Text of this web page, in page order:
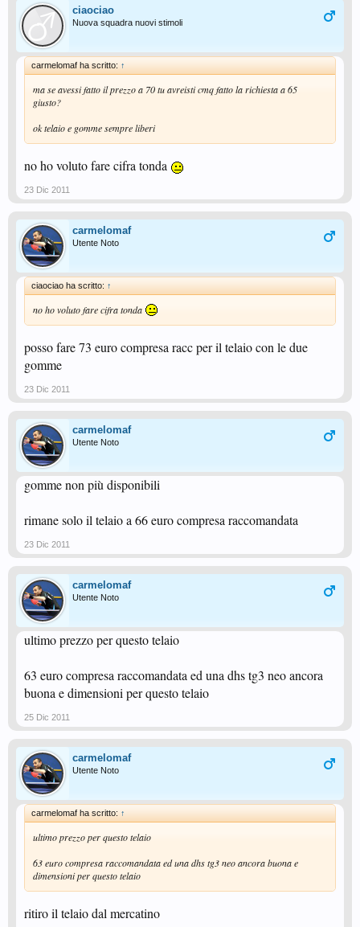
ciaociao
Nuova squadra nuovi stimoli
carmelomaf ha scritto: ↑
ma se avessi fatto il prezzo a 70 tu avreisti cmq fatto la richiesta a 65
giusto?
ok telaio e gomme sempre liberi
no ho voluto fare cifra tonda
23 Dic 2011
carmelomaf
Utente Noto
ciaociao ha scritto: ↑
no ho voluto fare cifra tonda
posso fare 73 euro compresa racc per il telaio con le due
gomme
23 Dic 2011
carmelomaf
Utente Noto
gomme non più disponibili
rimane solo il telaio a 66 euro compresa raccomandata
23 Dic 2011
carmelomaf
Utente Noto
ultimo prezzo per questo telaio
63 euro compresa raccomandata ed una dhs tg3 neo ancora
buona e dimensioni per questo telaio
25 Dic 2011
carmelomaf
Utente Noto
carmelomaf ha scritto: ↑
ultimo prezzo per questo telaio
63 euro compresa raccomandata ed una dhs tg3 neo ancora buona e
dimensioni per questo telaio
ritiro il telaio dal mercatino